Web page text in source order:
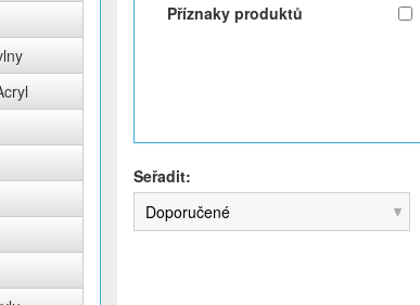
Příznaky produktů
Seřadit:
Doporučené